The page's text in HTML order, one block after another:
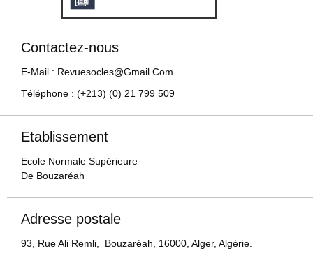
Contactez-nous
E-Mail : Revuesocles@gmail.com
Téléphone : (+213) (0) 21 799 509
Etablissement
Ecole Normale Supérieure
De Bouzaréah
Adresse postale
93, Rue Ali Remli, Bouzaréah, 16000, Alger, Algérie.